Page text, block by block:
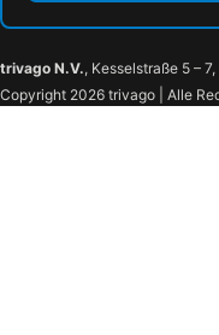
trivago N.V., Kesselstraße 5 –
Copyright 2026 trivago | Alle